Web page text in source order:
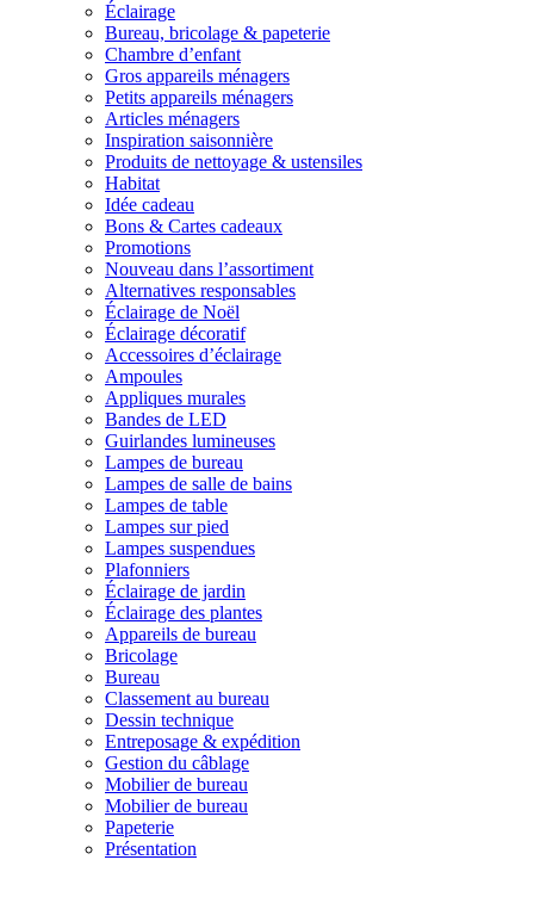
Éclairage
Bureau, bricolage & papeterie
Chambre d’enfant
Gros appareils ménagers
Petits appareils ménagers
Articles ménagers
Inspiration saisonnière
Produits de nettoyage & ustensiles
Habitat
Idée cadeau
Bons & Cartes cadeaux
Promotions
Nouveau dans l’assortiment
Alternatives responsables
Éclairage de Noël
Éclairage décoratif
Accessoires d’éclairage
Ampoules
Appliques murales
Bandes de LED
Guirlandes lumineuses
Lampes de bureau
Lampes de salle de bains
Lampes de table
Lampes sur pied
Lampes suspendues
Plafonniers
Éclairage de jardin
Éclairage des plantes
Appareils de bureau
Bricolage
Bureau
Classement au bureau
Dessin technique
Entreposage & expédition
Gestion du câblage
Mobilier de bureau
Mobilier de bureau
Papeterie
Présentation